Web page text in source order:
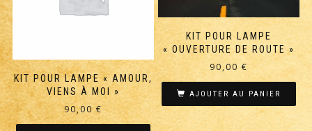
KIT POUR LAMPE « AMOUR,
VIENS À MOI »
90,00 €
KIT POUR LAMPE
« OUVERTURE DE ROUTE »
90,00 €
AJOUTER AU PANIER